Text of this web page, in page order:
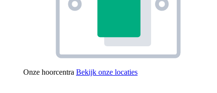
Onze hoorcentra Bekijk onze locaties